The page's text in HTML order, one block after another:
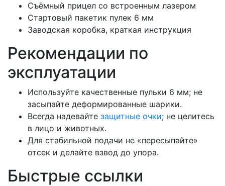
Съёмный прицел со встроенным лазером
Стартовый пакетик пулек 6 мм
Заводская коробка, краткая инструкция
Рекомендации по
эксплуатации
Используйте качественные пульки 6 мм; не
засыпайте деформированные шарики.
Всегда надевайте защитные очки; не целитесь
в лицо и животных.
Для стабильной подачи не «пересыпайте»
отсек и делайте взвод до упора.
Быстрые ссылки